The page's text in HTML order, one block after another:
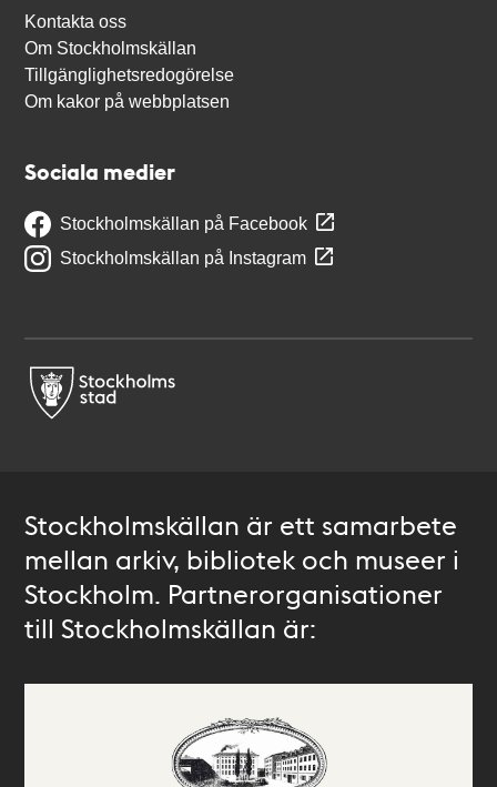
Kontakta oss
Om Stockholmskällan
Tillgänglighetsredogörelse
Om kakor på webbplatsen
Sociala medier
Stockholmskällan på Facebook
Stockholmskällan på Instagram
Stockholmskällan är ett samarbete
mellan arkiv, bibliotek och museer i
Stockholm. Partnerorganisationer
till Stockholmskällan är: